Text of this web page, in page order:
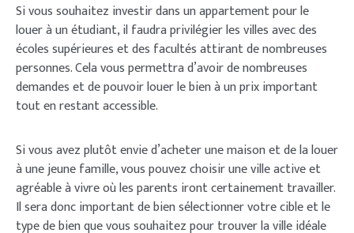
Si vous souhaitez investir dans un appartement pour le
louer à un étudiant, il faudra privilégier les villes avec des
écoles supérieures et des facultés attirant de nombreuses
personnes. Cela vous permettra d’avoir de nombreuses
demandes et de pouvoir louer le bien à un prix important
tout en restant accessible.
Si vous avez plutôt envie d’acheter une maison et de la louer
à une jeune famille, vous pouvez choisir une ville active et
agréable à vivre où les parents iront certainement travailler.
Il sera donc important de bien sélectionner votre cible et le
type de bien que vous souhaitez pour trouver la ville idéale